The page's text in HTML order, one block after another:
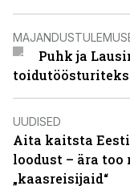
Puhk ja
toidutöösturiteks
UUDISED
Aita kaitsta
loodust – ära
„kaasreisijaid“